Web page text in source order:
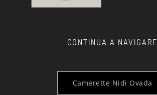
CONTINUA A NAVIGARE
Camerette Nidi Ovada